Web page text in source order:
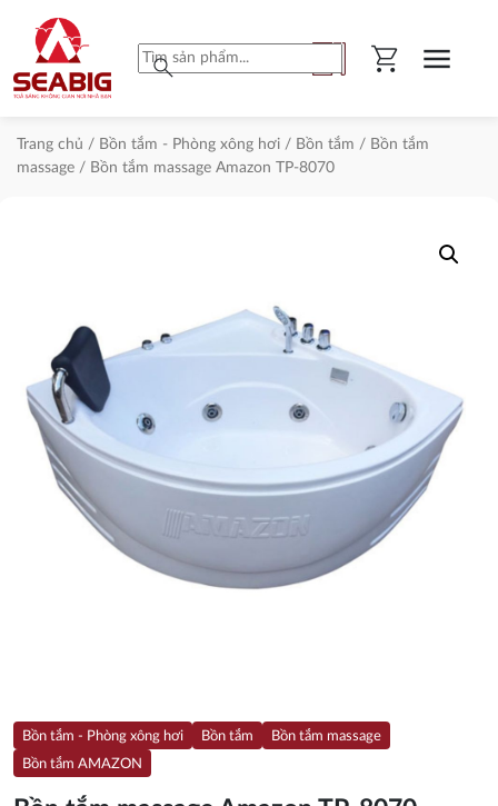
search shopping_cart menu
Trang chủ / Bồn tắm - Phòng xông hơi / Bồn tắm / Bồn tắm
massage / Bồn tắm massage Amazon TP-8070
Bồn tắm - Phòng xông hơi Bồn tắm
Bồn tắm massage
Bồn tắm AMAZON